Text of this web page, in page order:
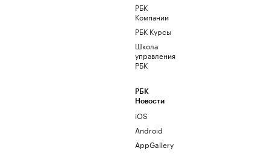
РБК
Компании
РБК Курсы
Школа
управления
РБК
РБК
Новости
iOS
Android
AppGallery